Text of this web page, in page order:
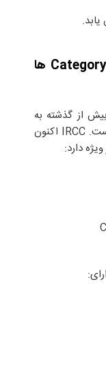
تمرکز IRCC روی Category-Based Draw ها
در سال ۲۰۲۶، سیستم Express Entry بیش از گذشته به
سمت انتخاب‌های هدفمند حرکت کرده است. IRCC اکنون